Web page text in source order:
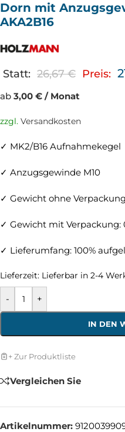
Dorn mit
AKA2B16
Statt: 26,67€ Preis:
ab 3,00 € / Monat
zzgl. Versandkosten
✓ MK2/B16 Aufnahmekegel
✓ Anzugsgewinde M10
✓ Gewicht ohne
✓ Gewicht mit Verpackung:
✓ Lieferumfang: 100%
Lieferzeit: Lieferbar in 2-4
- +
IN DEN
+ Zur Produktliste
Vergleichen Sie
Artikelnummer: